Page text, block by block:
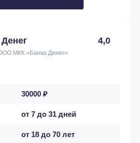
4,0
МКК «Банка Денег»
30000 ₽
от 7 до 31 дней
от 18 до 70 лет